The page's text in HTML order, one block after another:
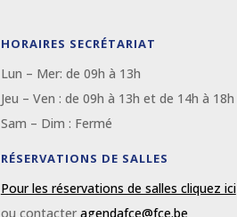
HORAIRES SECRÉTARIAT
Lun – Mer: de 09h à 13h
Jeu – Ven : de 09h à 13h et de 14h à 18h
Sam – Dim : Fermé
RÉSERVATIONS DE SALLES
Pour les réservations de salles cliquez ici
ou contacteragendafce@fce.be